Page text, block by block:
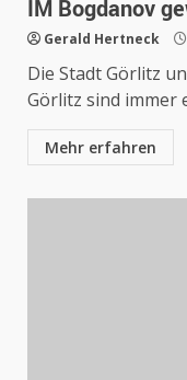
IM Bogdanov
Gerald Hertneck
Die Stadt Görlitz
Görlitz sind immer
Mehr erfahren